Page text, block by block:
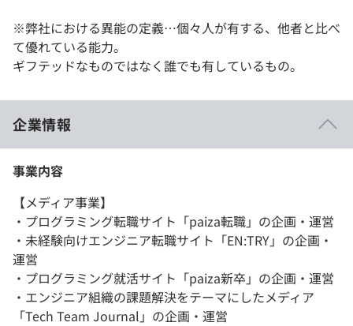
※弊社における異能の定義…個々人が有する、他者と比べ
て優れている能力。
ギフテッドなものではなく誰でも有しているもの。
企業情報
事業内容
【メディア事業】
・プログラミング転職サイト「paiza転職」の企画・運営
・未経験向けエンジニア転職サイト「EN:TRY」の企画・
運営
・プログラミング就活サイト「paiza新卒」の企画・運営
・エンジニア組織の課題解決をテーマにしたメディア
「Tech Team Journal」の企画・運営